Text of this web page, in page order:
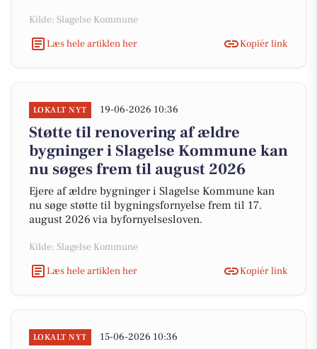
Kilde: Slagelse Kommune
Læs hele artiklen her
Kopiér link
LOKALT NYT 19-06-2026 10:36
Støtte til renovering af ældre
bygninger i Slagelse Kommune kan
nu søges frem til august 2026
Ejere af ældre bygninger i Slagelse Kommune kan
nu søge støtte til bygningsfornyelse frem til 17.
august 2026 via byfornyelsesloven.
Kilde: Slagelse Kommune
Læs hele artiklen her
Kopiér link
LOKALT NYT 15-06-2026 10:36